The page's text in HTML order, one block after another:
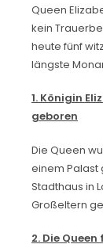
Queen
kein
heute fünf
längste
1. Königin
geboren
Die Queen
einem Palast
Stadthaus in
Großeltern
2. Die